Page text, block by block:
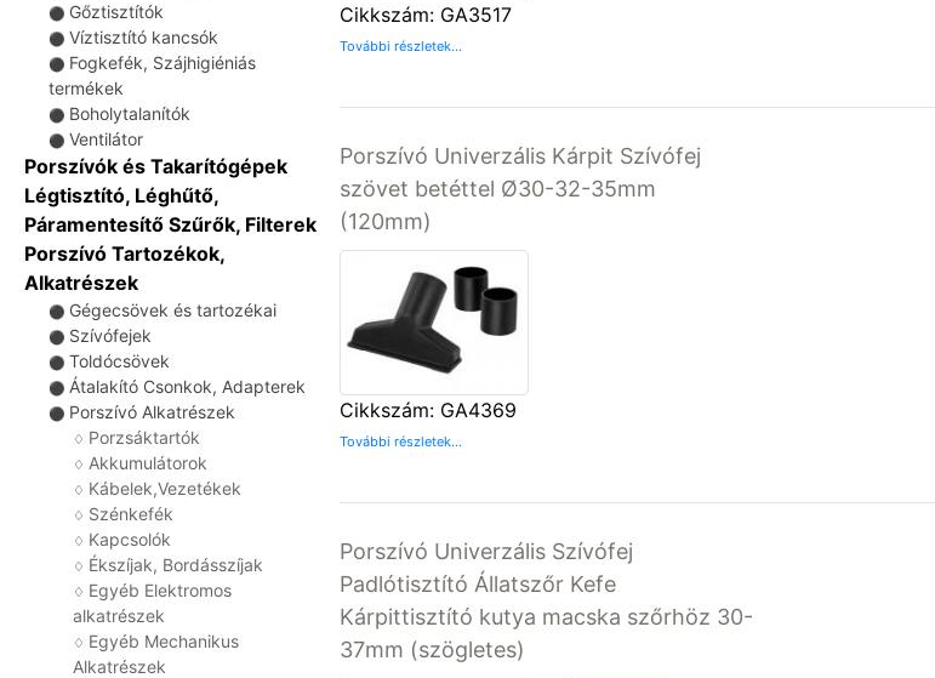
⚫ Gőztisztítók
⚫ Víztisztító kancsók
⚫ Fogkefék, Szájhigiéniás
termékek
⚫ Boholytalanítók
⚫ Ventilátor
Porszívók és Takarítógépek
Légtisztító, Léghűtő,
Páramentesítő Szűrők, Filterek
Porszívó Tartozékok,
Alkatrészek
⚫ Gégecsövek és tartozékai
⚫ Szívófejek
⚫ Toldócsövek
⚫ Átalakító Csonkok, Adapterek
⚫ Porszívó Alkatrészek
♢ Porzsáktartók
♢ Akkumulátorok
♢ Kábelek,Vezetékek
♢ Szénkefék
♢ Kapcsolók
♢ Ékszíjak, Bordásszíjak
♢ Egyéb Elektromos
alkatrészek
♢ Egyéb Mechanikus
Alkatrészek
Cikkszám: GA3517
További részletek...
Porszívó Univerzális Kárpit Szívófej
szövet betéttel Ø30-32-35mm
(120mm)
Cikkszám: GA4369
További részletek...
Porszívó Univerzális Szívófej
Padlótisztító Állatszőr Kefe
Kárpittisztító kutya macska szőrhöz 30-
37mm (szögletes)